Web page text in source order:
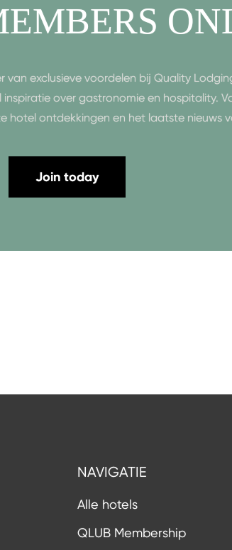
van exclusieve voordelen bij Quality
over gastronomie en hospitality.
hotel ontdekkingen en het laatste nieuws
Join today
NAVIGATIE
Alle hotels
QLUB Membership